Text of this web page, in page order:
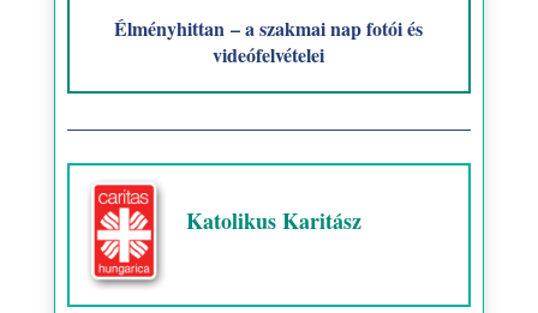
Élményhittan – a szakmai nap fotói és
videófelvételei
Katolikus Karitász